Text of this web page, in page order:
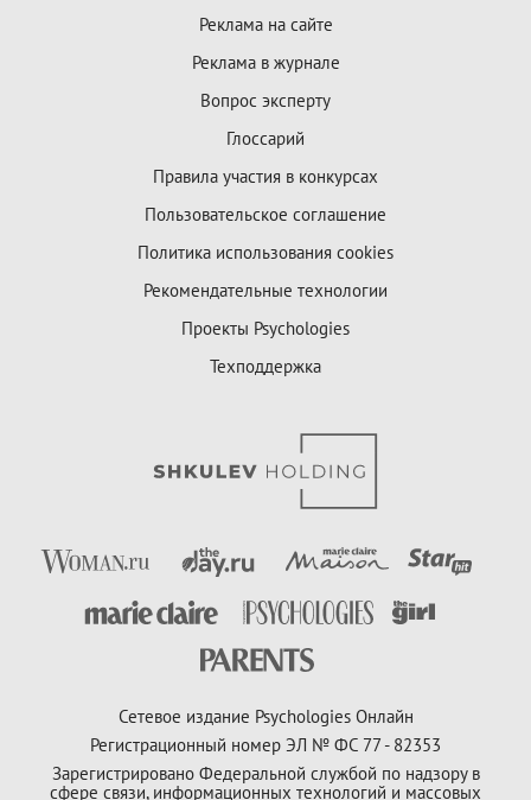
Реклама на сайте
Реклама в журнале
Вопрос эксперту
Глоссарий
Правила участия в конкурсах
Пользовательское соглашение
Политика использования cookies
Рекомендательные технологии
Проекты Psychologies
Техподдержка
Сетевое издание Psychologies Онлайн
Регистрационный номер ЭЛ № ФС 77 - 82353
Зарегистрировано Федеральной службой по надзору в
сфере связи, информационных технологий и массовых